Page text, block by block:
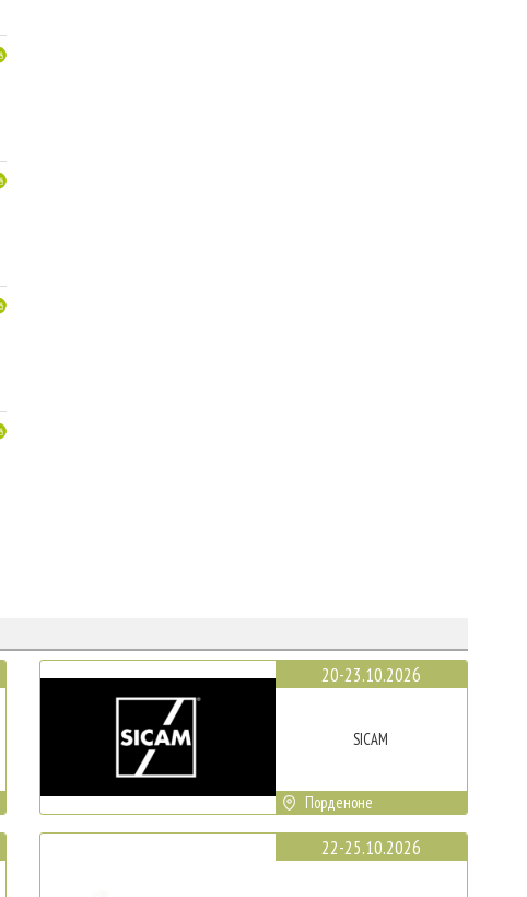
20-23.10.2026
SICAM
Порденоне
22-25.10.2026